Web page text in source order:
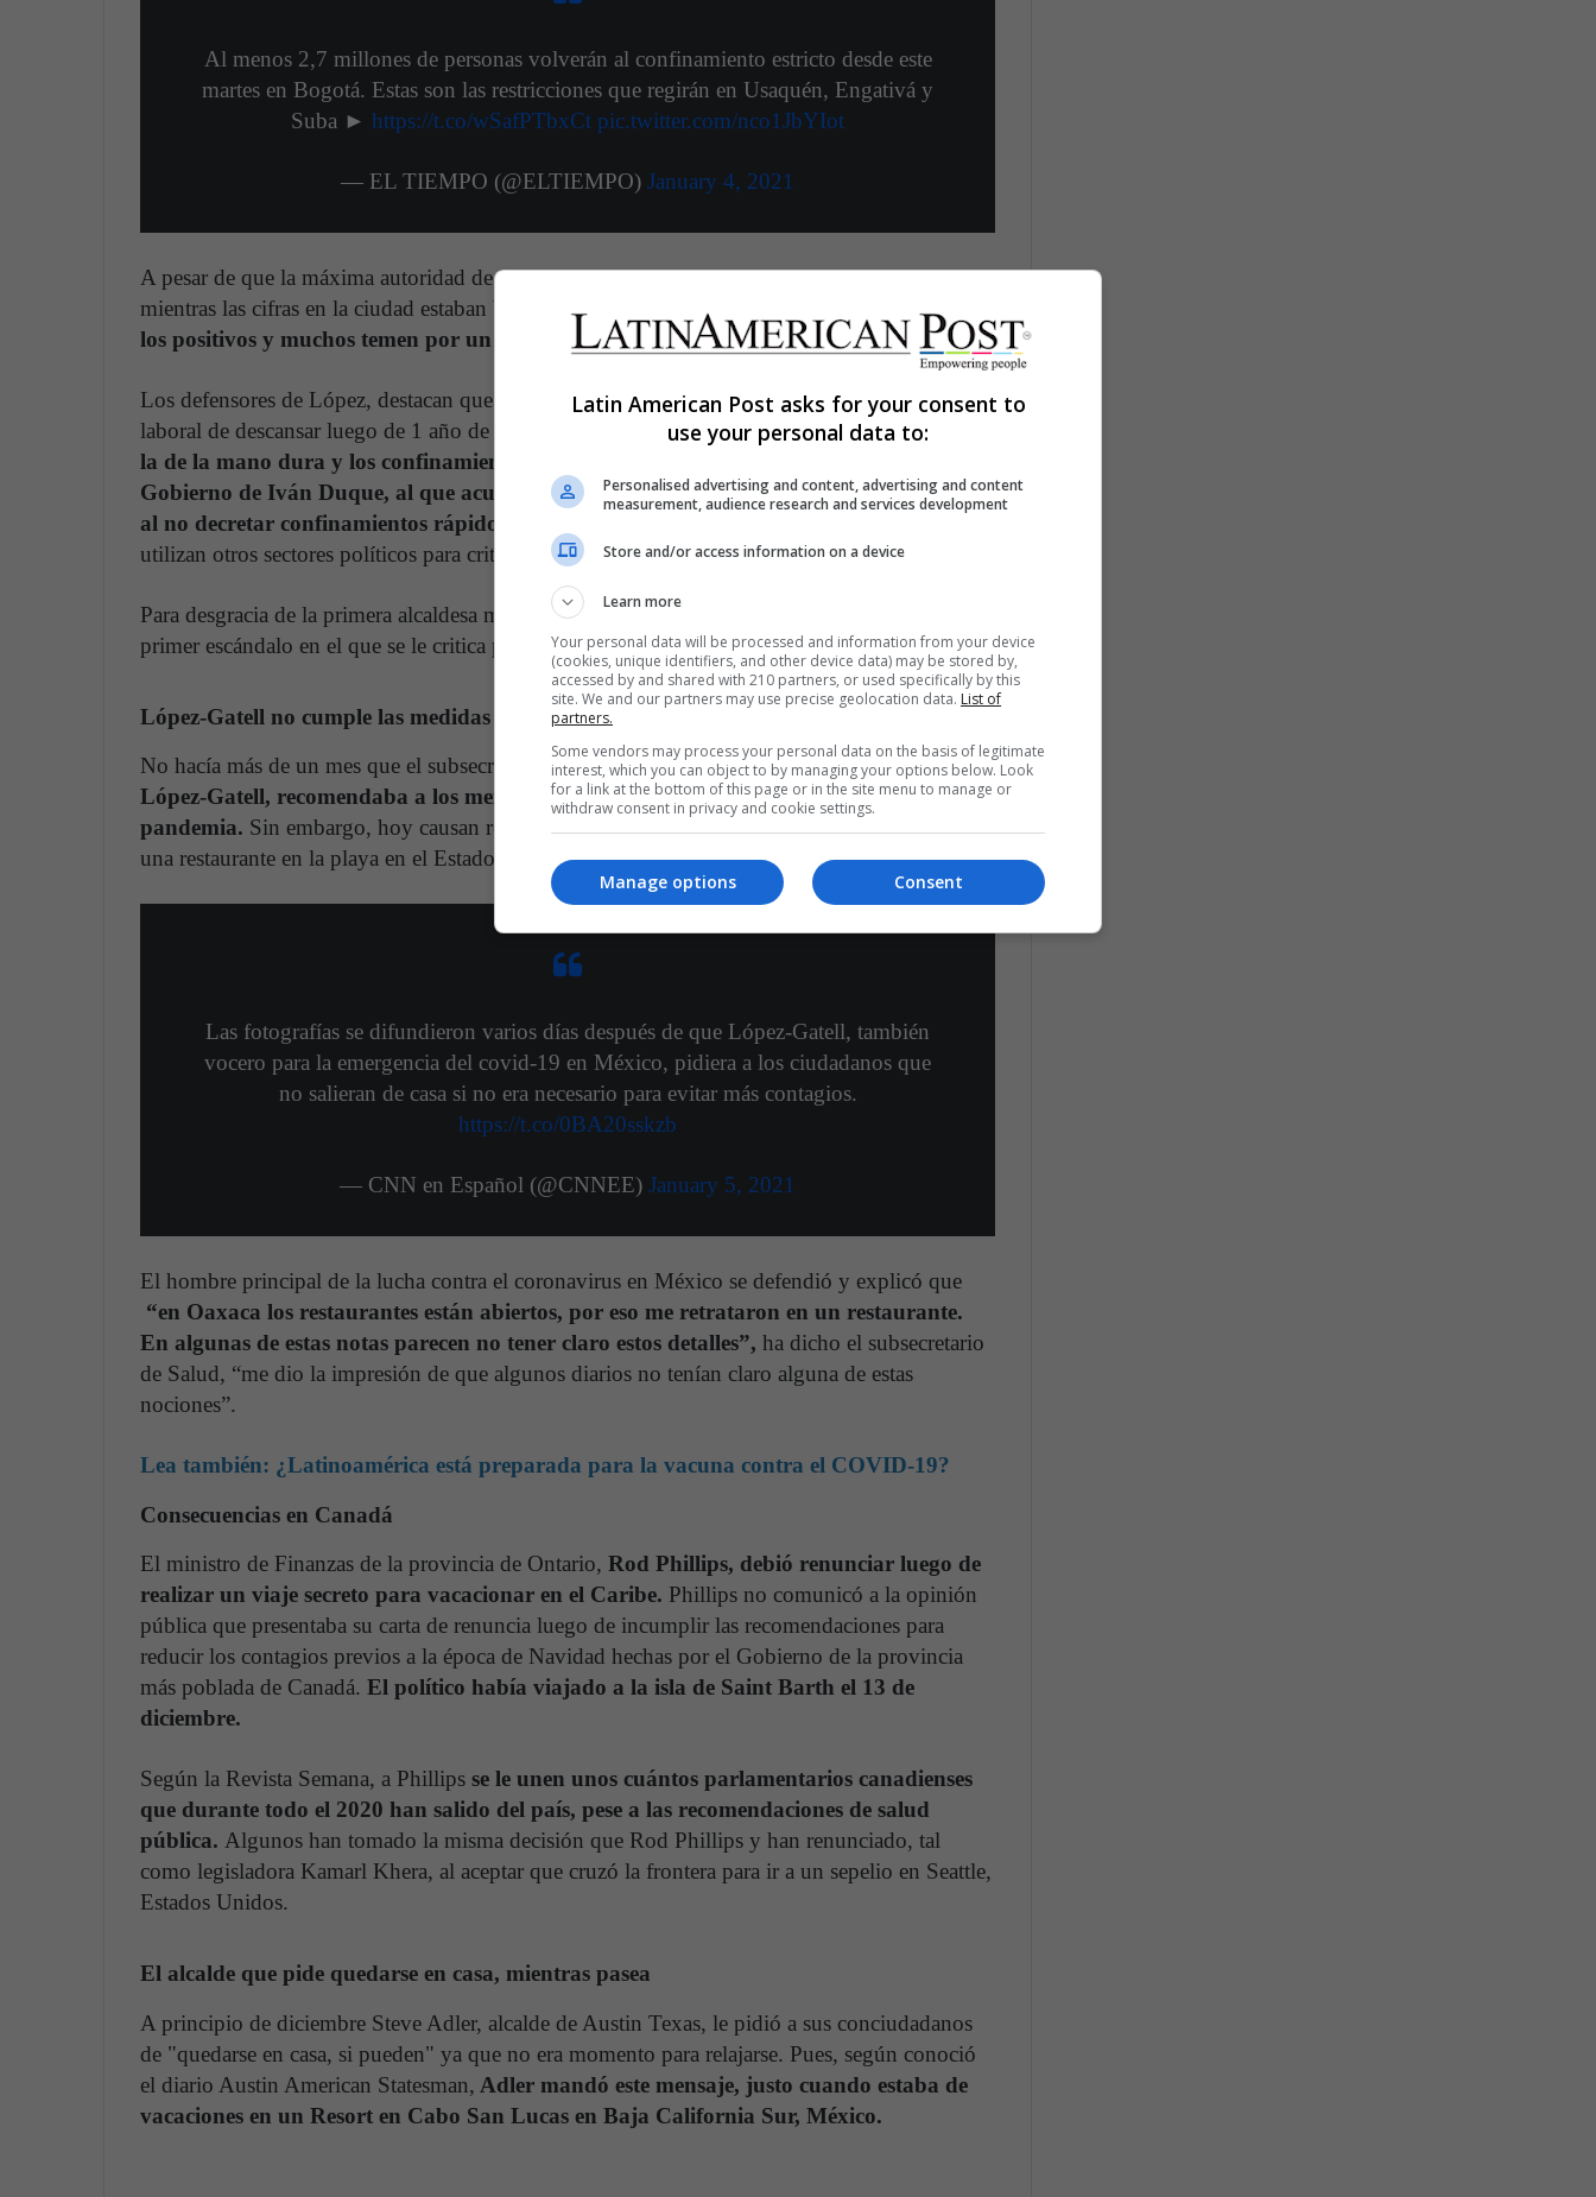
Al menos 2,7 millones de personas volverán al confinamiento estricto desde este
martes en Bogotá. Estas son las restricciones que regirán en Usaquén, Engativá y
Suba ► https://t.co/wSafPTbxCt pic.twitter.com/nco1JbYIot
— EL TIEMPO (@ELTIEMPO) January 4, 2021
A pesar de que la máxima autoridad de la capital colombiana posiblemente haya decidido salir
mientras las cifras en la ciudad estaban bajo control,
en estos momentos se han aumentado
los positivos y muchos temen por un colapso del sistema de salud.
Los defensores de López, destacan que como cualquier otro empleado, tiene el derecho
laboral de descansar luego de 1 año de labor.
Sin embargo, la imagen de López siempre fue
la de la mano dura y los confinamientos oportunos, lo que le causó desencuentros con el
Gobierno de Iván Duque, al que acusaba de privilegiar la economía por encima la salud
al no decretar confinamientos rápido.
utilizan otros sectores políticos para criticar a la alcaldesa.
Para desgracia de la primera alcaldesa mujer electa por voto popular de Bogotá, este no es el
primer escándalo en el que se le critica por no cumplir las mismas normas que ella defendía.
López-Gatell no cumple las medidas
No hacía más de un mes que el subsecretario de salud del Gobierno de López Obrador,Hugo
López-Gatell, recomendaba a los mexicanos a quedarse en casa para controlar la
pandemia. Sin embargo, hoy causan revuelo unas imágenes en las que sale el funcionario en
una restaurante en la playa en el Estado de Oaxaca sin estar utilizando mascarilla.
Las fotografías se difundieron varios días después de que López-Gatell, también
vocero para la emergencia del covid-19 en México, pidiera a los ciudadanos que
no salieran de casa si no era necesario para evitar más contagios.
https://t.co/0BA20sskzb
— CNN en Español (@CNNEE) January 5, 2021
El hombre principal de la lucha contra el coronavirus en México se defendió y explicó que
“en Oaxaca los restaurantes están abiertos, por eso me retrataron en un restaurante.
En algunas de estas notas parecen no tener claro estos detalles”, ha dicho el subsecretario
de Salud, “me dio la impresión de que algunos diarios no tenían claro alguna de estas
nociones”.
Lea también: ¿Latinoamérica está preparada para la vacuna contra el COVID-19?
Consecuencias en Canadá
El ministro de Finanzas de la provincia de Ontario, Rod Phillips, debió renunciar luego de
realizar un viaje secreto para vacacionar en el Caribe. Phillips no comunicó a la opinión
pública que presentaba su carta de renuncia luego de incumplir las recomendaciones para
reducir los contagios previos a la época de Navidad hechas por el Gobierno de la provincia
más poblada de Canadá. El político había viajado a la isla de Saint Barth el 13 de
diciembre.
Según la Revista Semana, a Phillips se le unen unos cuántos parlamentarios canadienses
que durante todo el 2020 han salido del país, pese a las recomendaciones de salud
pública. Algunos han tomado la misma decisión que Rod Phillips y han renunciado, tal
como legisladora Kamarl Khera, al aceptar que cruzó la frontera para ir a un sepelio en Seattle,
Estados Unidos.
El alcalde que pide quedarse en casa, mientras pasea
A principio de diciembre Steve Adler, alcalde de Austin Texas, le pidió a sus conciudadanos
de "quedarse en casa, si pueden" ya que no era momento para relajarse. Pues, según conoció
el diario Austin American Statesman, Adler mandó este mensaje, justo cuando estaba de
vacaciones en un Resort en Cabo San Lucas en Baja California Sur, México.
Latin American Post asks for your consent to
use your personal data to:
Personalised advertising and content, advertising and content
measurement, audience research and services development
Store and/or access information on a device
Learn more
Your personal data will be processed and information from your device
(cookies, unique identifiers, and other device data) may be stored by,
accessed by and shared with 210 partners, or used specifically by this
site. We and our partners may use precise geolocation data. List of
partners.
Some vendors may process your personal data on the basis of legitimate
interest, which you can object to by managing your options below. Look
for a link at the bottom of this page or in the site menu to manage or
withdraw consent in privacy and cookie settings.
Consent
Manage options